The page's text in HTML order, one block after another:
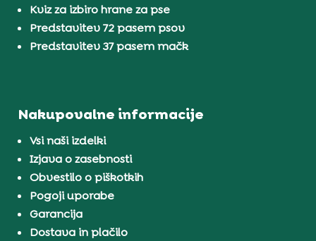
Kviz za izbiro hrane za pse
Predstavitev 72 pasem psov
Predstavitev 37 pasem mačk
Nakupovalne informacije
Vsi naši izdelki
Izjava o zasebnosti
Obvestilo o piškotkih
Pogoji uporabe
Garancija
Dostava in plačilo